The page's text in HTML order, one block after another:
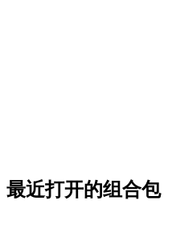
最近打开的组合包